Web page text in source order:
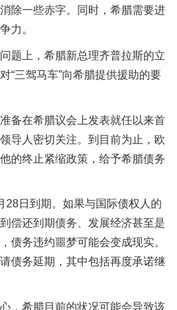
除一些赤字。同时，希腊需要进
力。
题上，希腊新总理齐普拉斯的立
“三驾马车”向希腊提供援助的要
备在希腊议会上发表就任以来首
导人密切关注。到目前为止，欧
的终止紧缩政策，给予希腊债务
28日到期。如果与国际债权人的
偿还到期债务、发展经济甚至是
债务违约噩梦可能会变成现实。
债务延期，其中包括再度承诺继
，希腊目前的状况可能会导致该